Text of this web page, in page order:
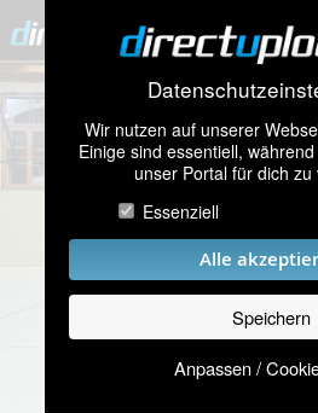
Wir nutzen auf unserer
Einige sind essentiell,
unser Portal für dich zu
Essenziell
Alle
Speichern
Anpassen /